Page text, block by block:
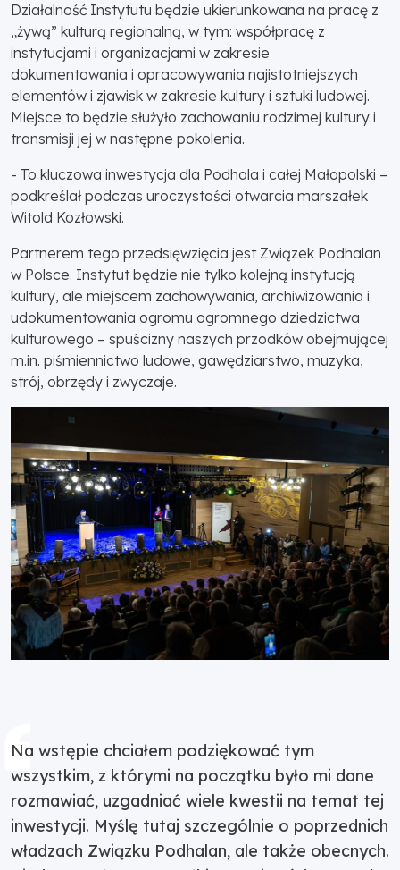
Działalność Instytutu będzie ukierunkowana na pracę z
„żywą” kulturą regionalną, w tym: współpracę z
instytucjami i organizacjami w zakresie
dokumentowania i opracowywania najistotniejszych
elementów i zjawisk w zakresie kultury i sztuki ludowej.
Miejsce to będzie służyło zachowaniu rodzimej kultury i
transmisji jej w następne pokolenia.
- To kluczowa inwestycja dla Podhala i całej Małopolski –
podkreślał podczas uroczystości otwarcia marszałek
Witold Kozłowski.
Partnerem tego przedsięwzięcia jest Związek Podhalan
w Polsce. Instytut będzie nie tylko kolejną instytucją
kultury, ale miejscem zachowywania, archiwizowania i
udokumentowania ogromu ogromnego dziedzictwa
kulturowego – spuścizny naszych przodków obejmującej
m.in. piśmiennictwo ludowe, gawędziarstwo, muzyka,
strój, obrzędy i zwyczaje.
Na wstępie chciałem podziękować tym
wszystkim, z którymi na początku było mi dane
rozmawiać, uzgadniać wiele kwestii na temat tej
inwestycji. Myślę tutaj szczególnie o poprzednich
władzach Związku Podhalan, ale także obecnych.